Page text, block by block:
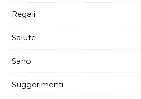
Regali
Salute
Sano
Suggerimenti